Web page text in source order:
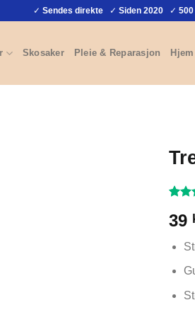
✓ Sendes direkte✓ Siden 2020✓
Skosaker Pleie & Reparasjon
av 5
39